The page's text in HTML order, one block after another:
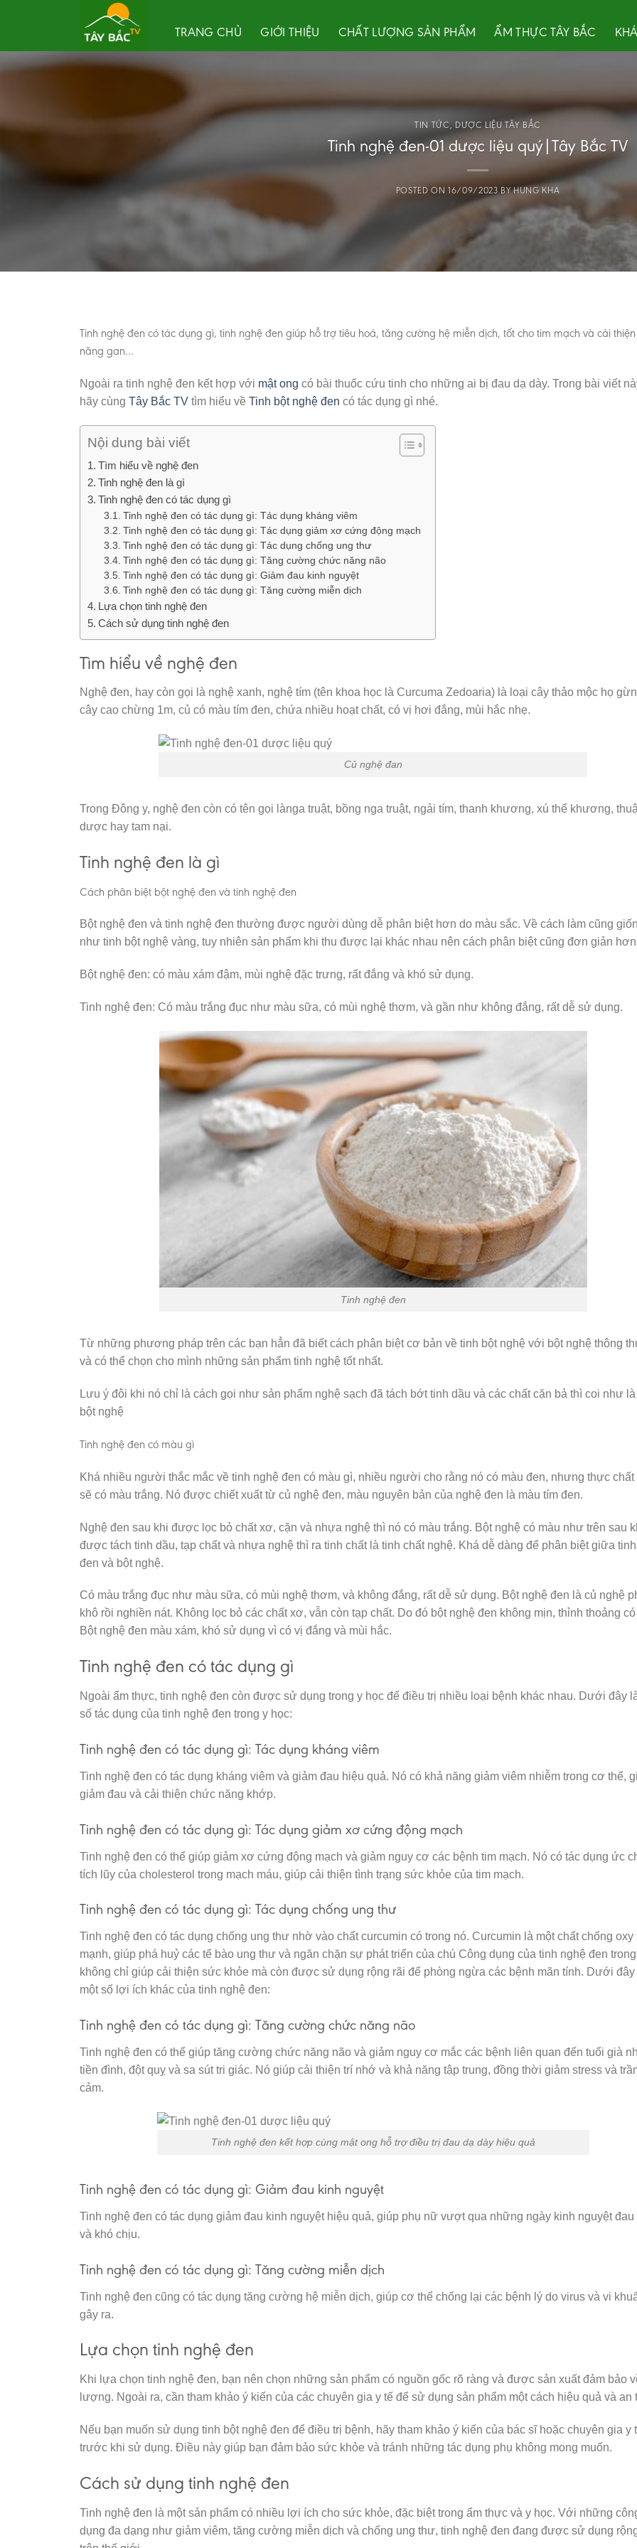
TRANG CHỦ GIỚI THIỆU CHẤT LƯỢNG SẢN PHẨM ẨM THỰC TÂY BẮC
TIN TỨC, DƯỢC LIỆU TÂY BẮC
Tinh nghệ đen-01 dược liệu quý|Tây Bắc TV
POSTED ON16/09/2023 BYHUNG KHA
Tinh nghệ đen có tác dụng gì, tinh nghệ đen giúp hỗ trợ tiêu hoá, tăng cường hệ miễn dịch, tốt cho tim mạch và cải
năng gan…
Ngoài ra tinh nghệ đen kết hợp với mật ong có bài thuốc cứu tinh cho những ai bị đau dạ dày. Trong bài viết
hãy cùng Tây Bắc TV tìm hiểu về Tinh bột nghệ đen có tác dụng gì nhé.
Nội dung bài viết
Tìm hiểu về nghệ đen
Tinh nghệ đen là gì
Tinh nghệ đen có tác dụng gì
Tinh nghệ đen có tác dụng gì: Tác dụng kháng viêm
Tinh nghệ đen có tác dụng gì: Tác dụng giảm xơ cứng động mạch
Tinh nghệ đen có tác dụng gì: Tác dụng chống ung thư
Tinh nghệ đen có tác dụng gì: Tăng cường chức năng não
Tinh nghệ đen có tác dụng gì: Giảm đau kinh nguyệt
Tinh nghệ đen có tác dụng gì: Tăng cường miễn dịch
Lựa chọn tinh nghệ đen
Cách sử dụng tinh nghệ đen
Tìm hiểu về nghệ đen
Nghệ đen, hay còn gọi là nghệ xanh, nghệ tím (tên khoa học là Curcuma Zedoaria) là loại cây thảo mộc họ
cây cao chừng 1m, củ có màu tím đen, chứa nhiều hoạt chất, có vị hơi đắng, mùi hắc nhẹ.
Củ nghệ đan
Trong Đông y, nghệ đen còn có tên gọi lànga truật, bồng nga truật, ngải tím, thanh khương, xú thể khương,
dược hay tam nại.
Tinh nghệ đen là gì
Cách phân biệt bột nghệ đen và tinh nghệ đen
Bột nghệ đen và tinh nghệ đen thường được người dùng dễ phân biệt hơn do màu sắc. Về cách làm cũng
như tinh bột nghệ vàng, tuy nhiên sản phẩm khi thu được lại khác nhau nên cách phân biệt cũng đơn giản
Bột nghệ đen: có màu xám đậm, mùi nghệ đặc trưng, rất đắng và khó sử dụng.
Tinh nghệ đen: Có màu trắng đục như màu sữa, có mùi nghệ thơm, và gần như không đắng, rất dễ sử dụng.
Tinh nghệ đen
Từ những phương pháp trên các bạn hẳn đã biết cách phân biệt cơ bản về tinh bột nghệ với bột nghệ thông
và có thể chọn cho mình những sản phẩm tinh nghệ tốt nhất.
Lưu ý đôi khi nó chỉ là cách gọi như sản phẩm nghệ sạch đã tách bớt tinh dầu và các chất cặn bả thì coi như là
bột nghệ
Tinh nghệ đen có màu gì
Khá nhiều người thắc mắc về tinh nghệ đen có màu gì, nhiều người cho rằng nó có màu đen, nhưng thực chất
sẽ có màu trắng. Nó được chiết xuất từ củ nghệ đen, màu nguyên bản của nghệ đen là màu tím đen.
Nghệ đen sau khi được lọc bỏ chất xơ, cặn và nhựa nghệ thì nó có màu trắng. Bột nghệ có màu như trên sau
được tách tinh dầu, tạp chất và nhựa nghệ thì ra tinh chất là tinh chất nghệ. Khá dễ dàng để phân biệt giữa
đen và bột nghệ.
Có màu trắng đục như màu sữa, có mùi nghệ thơm, và không đắng, rất dễ sử dụng. Bột nghệ đen là củ nghệ
khô rồi nghiền nát. Không lọc bỏ các chất xơ, vẫn còn tạp chất. Do đó bột nghệ đen không mịn, thỉnh thoảng có
Bột nghệ đen màu xám, khó sử dụng vì có vị đắng và mùi hắc.
Tinh nghệ đen có tác dụng gì
Ngoài ẩm thực, tinh nghệ đen còn được sử dụng trong y học để điều trị nhiều loại bệnh khác nhau. Dưới đây
số tác dụng của tinh nghệ đen trong y học:
Tinh nghệ đen có tác dụng gì: Tác dụng kháng viêm
Tinh nghệ đen có tác dụng kháng viêm và giảm đau hiệu quả. Nó có khả năng giảm viêm nhiễm trong cơ thể,
giảm đau và cải thiện chức năng khớp.
Tinh nghệ đen có tác dụng gì: Tác dụng giảm xơ cứng động mạch
Tinh nghệ đen có thể giúp giảm xơ cứng động mạch và giảm nguy cơ các bệnh tim mạch. Nó có tác dụng ức
tích lũy của cholesterol trong mạch máu, giúp cải thiện tình trạng sức khỏe của tim mạch.
Tinh nghệ đen có tác dụng gì: Tác dụng chống ung thư
Tinh nghệ đen có tác dụng chống ung thư nhờ vào chất curcumin có trong nó. Curcumin là một chất chống oxy
mạnh, giúp phá huỷ các tế bào ung thư và ngăn chặn sự phát triển của chú Công dụng của tinh nghệ đen
không chỉ giúp cải thiện sức khỏe mà còn được sử dụng rộng rãi để phòng ngừa các bệnh mãn tính. Dưới đây
một số lợi ích khác của tinh nghệ đen:
Tinh nghệ đen có tác dụng gì: Tăng cường chức năng não
Tinh nghệ đen có thể giúp tăng cường chức năng não và giảm nguy cơ mắc các bệnh liên quan đến tuổi già
tiền đình, đột quỵ và sa sút tri giác. Nó giúp cải thiện trí nhớ và khả năng tập trung, đồng thời giảm stress và
cảm.
Tinh nghệ đen kết hợp cùng mật ong hỗ trợ điều trị đau dạ dày hiệu quả
Tinh nghệ đen có tác dụng gì: Giảm đau kinh nguyệt
Tinh nghệ đen có tác dụng giảm đau kinh nguyệt hiệu quả, giúp phụ nữ vượt qua những ngày kinh nguyệt đau
và khó chịu.
Tinh nghệ đen có tác dụng gì: Tăng cường miễn dịch
Tinh nghệ đen cũng có tác dụng tăng cường hệ miễn dịch, giúp cơ thể chống lại các bệnh lý do virus và vi
gây ra.
Lựa chọn tinh nghệ đen
Khi lựa chọn tinh nghệ đen, bạn nên chọn những sản phẩm có nguồn gốc rõ ràng và được sản xuất đảm bảo
lượng. Ngoài ra, cần tham khảo ý kiến của các chuyên gia y tế để sử dụng sản phẩm một cách hiệu quả và an
Nếu bạn muốn sử dụng tinh bột nghệ đen để điều trị bệnh, hãy tham khảo ý kiến của bác sĩ hoặc chuyên gia y
trước khi sử dụng. Điều này giúp bạn đảm bảo sức khỏe và tránh những tác dụng phụ không mong muốn.
Cách sử dụng tinh nghệ đen
Tinh nghệ đen là một sản phẩm có nhiều lợi ích cho sức khỏe, đặc biệt trong ẩm thực và y học. Với những
dụng đa dạng như giảm viêm, tăng cường miễn dịch và chống ung thư, tinh nghệ đen đang được sử dụng